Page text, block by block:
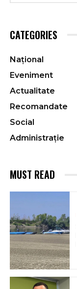
CATEGORIES
Național
Eveniment
Actualitate
Recomandate
Social
Administrație
MUST READ